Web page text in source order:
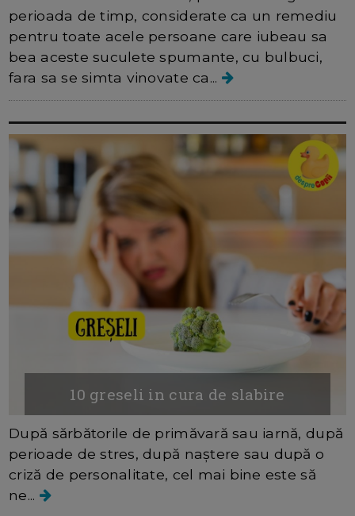
perioada de timp, considerate ca un remediu
pentru toate acele persoane care iubeau sa
bea aceste suculete spumante, cu bulbuci,
fara sa se simta vinovate ca...
10 greseli in cura de slabire
După sărbătorile de primăvară sau iarnă, după
perioade de stres, după naștere sau după o
criză de personalitate, cel mai bine este să
ne...